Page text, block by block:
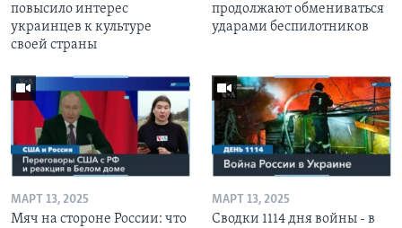
повысило интерес
украинцев к культуре
своей страны
продолжают обмениваться
ударами беспилотников
МАРТ 13, 2025
Мяч на стороне России: что
МАРТ 13, 2025
Сводки 1114 дня войны - в